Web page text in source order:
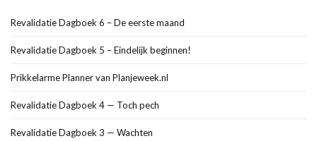
Revalidatie Dagboek 6 – De eerste maand
Revalidatie Dagboek 5 – Eindelijk beginnen!
Prikkelarme Planner van Planjeweek.nl
Revalidatie Dagboek 4 — Toch pech
Revalidatie Dagboek 3 — Wachten